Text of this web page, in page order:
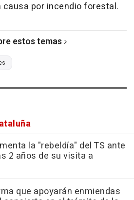
causa por incendio forestal.
estos temas
la "rebeldía" del TS ante
2 años de su visita a
que apoyarán enmiendas